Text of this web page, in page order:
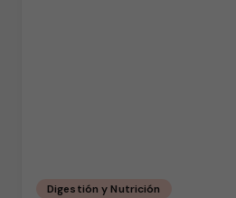
Digestión y Nutrición